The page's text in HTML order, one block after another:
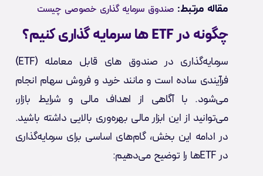
مقاله مرتبط: صندوق سرمایه گذاری خصوصی چیست
چگونه در ETF ها سرمایه گذاری کنیم؟
سرمایه‌گذاری در صندوق‌ های قابل معامله (ETF)
فرآیندی ساده است و مانند خرید و فروش سهام انجام
می‌شود. با آگاهی از اهداف مالی و شرایط بازار،
می‌توانید از این ابزار مالی بهره‌وری بالایی داشته باشید.
در ادامه این بخش، گام‌های اساسی برای سرمایه‌گذاری
در ETF‌ها را توضیح می‌دهیم: